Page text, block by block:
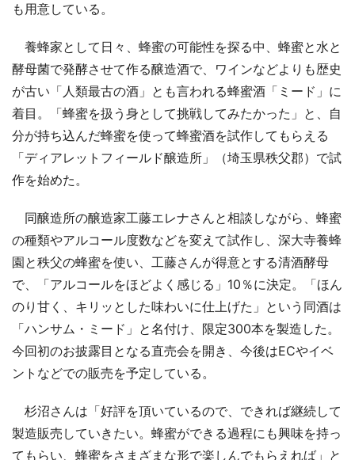
も用意している。
養蜂家として日々、蜂蜜の可能性を探る中、蜂蜜と水と
酵母菌で発酵させて作る醸造酒で、ワインなどよりも歴史
が古い「人類最古の酒」とも言われる蜂蜜酒「ミード」に
着目。「蜂蜜を扱う身として挑戦してみたかった」と、自
分が持ち込んだ蜂蜜を使って蜂蜜酒を試作してもらえる
「ディアレットフィールド醸造所」（埼玉県秩父郡）で試
作を始めた。
同醸造所の醸造家工藤エレナさんと相談しながら、蜂蜜
の種類やアルコール度数などを変えて試作し、深大寺養蜂
園と秩父の蜂蜜を使い、工藤さんが得意とする清酒酵母
で、「アルコールをほどよく感じる」10％に決定。「ほん
のり甘く、キリッとした味わいに仕上げた」という同酒は
「ハンサム・ミード」と名付け、限定300本を製造した。
今回初のお披露目となる直売会を開き、今後はECやイベ
ントなどでの販売を予定している。
杉沼さんは「好評を頂いているので、できれば継続して
製造販売していきたい。蜂蜜ができる過程にも興味を持っ
てもらい、蜂蜜をさまざまな形で楽しんでもらえれば」と